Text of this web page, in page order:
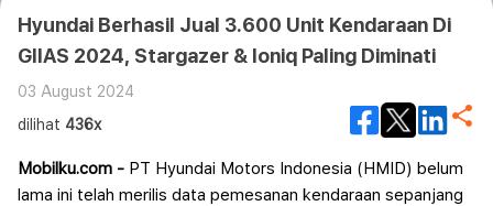
Hyundai Berhasil Jual 3.600 Unit Kendaraan Di
GIIAS 2024, Stargazer & Ioniq Paling Diminati
03 August 2024
dilihat 436x
Mobilku.com - PT Hyundai Motors Indonesia (HMID) belum
lama ini telah merilis data pemesanan kendaraan sepanjang